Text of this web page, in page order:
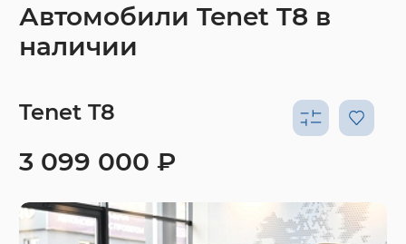
Автомобили Tenet T8 в
наличии
Tenet T8
3 099 000 ₽